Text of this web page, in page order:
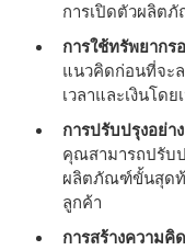
การเปิดตัวผลิต
การใช้ทรัพยากร
แนวคิดก่อนที่จะ
เวลาและเงินโด
การปรับปรุงอย่า
คุณสามารถปรับป
ผลิตภัณฑ์ขั้นสุดท้
ลูกค้า
การสร้างความคิ